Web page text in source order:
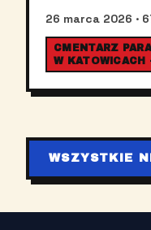
26 marca 2026 ·
CMENTARZ
W KATOWICACH
WSZYSTKIE